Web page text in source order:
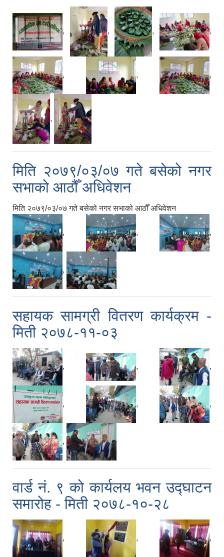
, , , ,
, , ,
,
मिति २०७९/०३/०७ गते बसेको नगर
सभाको आठौँ अधिवेशन
मिति २०७९/०३/०७ गते बसेको नगर सभाको आठौँ अधिवेशन
, , ,
,
सहायक सामग्री वितरण कार्यक्रम -
मिती २०७८-११-०३
, , ,
, , ,
,
वार्ड नं. ९ को कार्यलय भवन उद्घाटन
समारोह - मिती २०७८-१०-२८
, , ,